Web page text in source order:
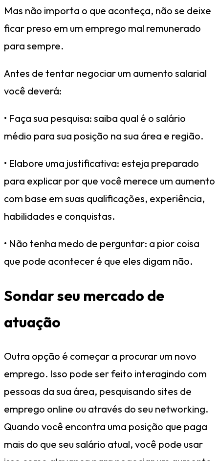
Mas não importa o que aconteça, não se deixe
ficar preso em um emprego mal remunerado
para sempre.
Antes de tentar negociar um aumento salarial
você deverá:
• Faça sua pesquisa: saiba qual é o salário
médio para sua posição na sua área e região.
• Elabore uma justificativa: esteja preparado
para explicar por que você merece um aumento
com base em suas qualificações, experiência,
habilidades e conquistas.
• Não tenha medo de perguntar: a pior coisa
que pode acontecer é que eles digam não.
Sondar seu mercado de
atuação
Outra opção é começar a procurar um novo
emprego. Isso pode ser feito interagindo com
pessoas da sua área, pesquisando sites de
emprego online ou através do seu networking.
Quando você encontra uma posição que paga
mais do que seu salário atual, você pode usar